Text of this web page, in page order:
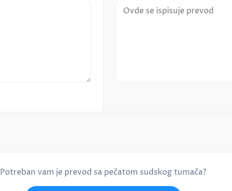
Potreban vam je prevod sa pečatom sudskog tumača?